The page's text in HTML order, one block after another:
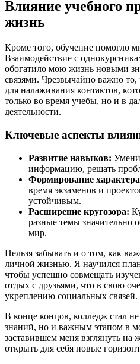
Влияние учебного
жизнь
Кроме того, обучение помогло
Взаимодействие с
обогатило мою жизнь новыми
связями. Чрезвычайно важно
для налаживания контактов,
только во время учебы, но и в
деятельности.
Ключевые аспекты
Развитие навыков:
информацию, решать
Формирование
время экзаменов и
устойчивым.
Расширение кругозора:
разные темы значительно
мир.
Нельзя забывать и о том, как
личной жизнью. Я научился
чтобы успешно совмещать
отдых с друзьями, что в свою
укреплению социальных связей.
В конце концов, колледж стал
знаний, но и важным этапом в
заставившем меня взглянуть на
открыть для себя новые